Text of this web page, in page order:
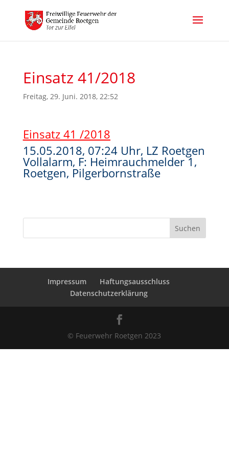
Einsatz 41/2018
Freitag, 29. Juni. 2018, 22:52
Einsatz 41 /2018
15.05.2018, 07:24 Uhr, LZ Roetgen
Vollalarm, F: Heimrauchmelder 1,
Roetgen, Pilgerbornstraße
Suchen
Impressum
Haftungsausschluss
Datenschutzerklärung
© Feuerwehr Roetgen 2023